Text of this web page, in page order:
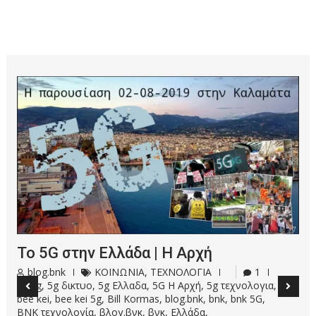
DJI Osmo Mobile 2 – Unboxing &
Τελωνείο | Greek
blog.bnk
ΤΕΧΝΟΛΟΓΙΑ
bnk, bnk.gr,DJI, gimbal για κινητά,Osmo mobile 2,